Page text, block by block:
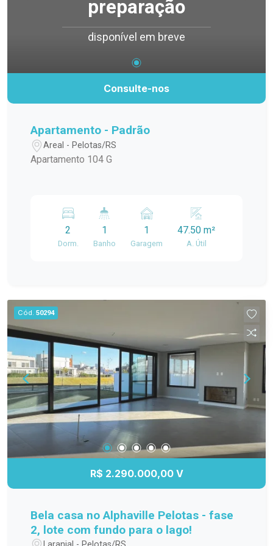
preparação
disponível em breve
Consulte-nos
Apartamento - Padrão
Areal - Pelotas/RS
Apartamento 104 G
2
Dorm.
1
Banho
1
Garagem
47.50 m²
A. Útil
Cód. 50294
R$ 2.290.000,00 V
Bela casa no Alphaville Pelotas - fase
2, lote com fundo para o lago!